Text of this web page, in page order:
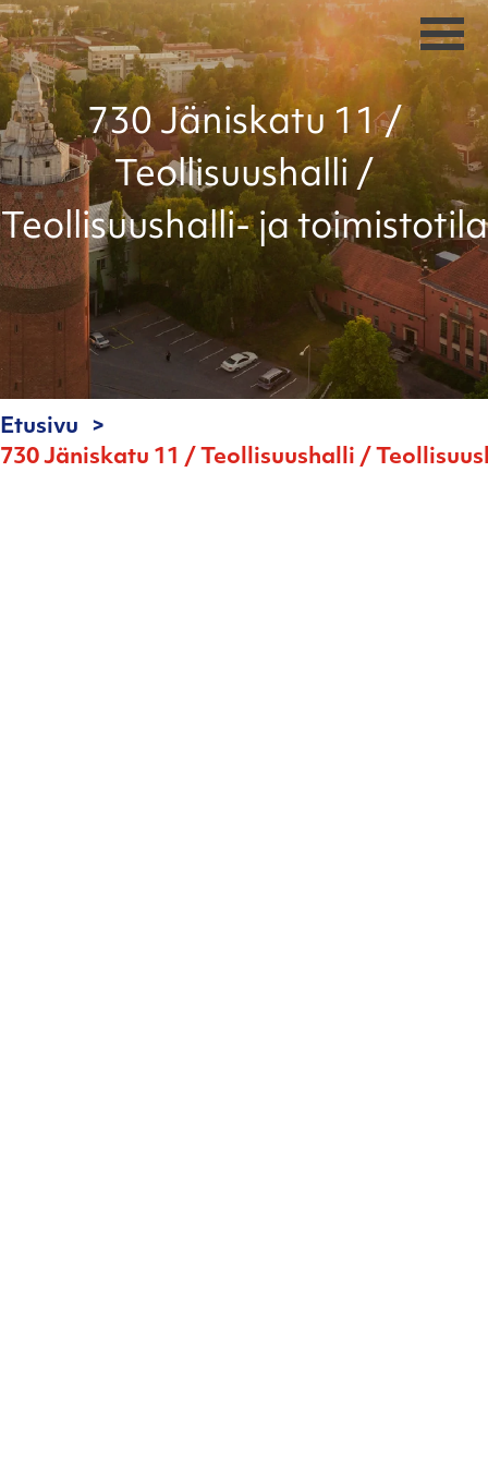
730 Jäniskatu 11 /
Teollisuushalli /
Teollisuushalli- ja toimistotila
Etusivu
730 Jäniskatu 11 / Teollisuushalli /